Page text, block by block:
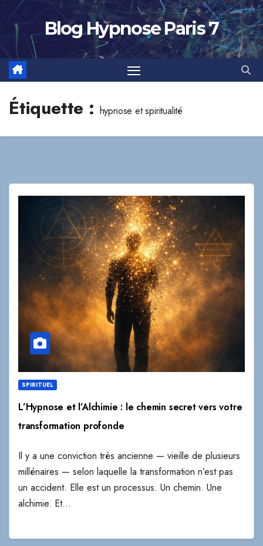
Skip
content
Blog Hypnose Paris 7
Étiquette : hypnose et spiritualité
SPIRITUEL
L’Hypnose et l’Alchimie : le chemin secret vers votre
transformation profonde
Il y a une conviction très ancienne — vieille de plusieurs
millénaires — selon laquelle la transformation n’est pas
un accident. Elle est un processus. Un chemin. Une
alchimie. Et…